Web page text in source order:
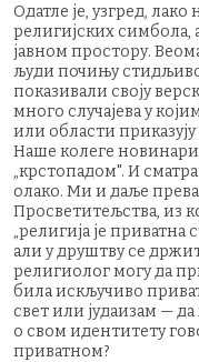
Одатле је, узгред,
религијских
јавном простору.
људи почињу
показивали своју
много случајева у
или области
Наше колеге новинари
„крстопадом". И
олако. Ми и даље
Просветитељства, из
„религија је приватна
али у друштву се
религиолог могу да
била искључиво
свет или јудаизам —
о свом идентитету
приватном?